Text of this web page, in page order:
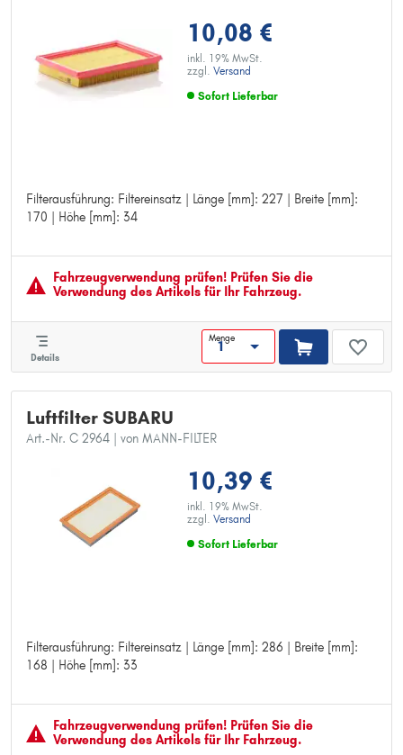
10,08 €
inkl. 19% MwSt.
zzgl. Versand
Sofort Lieferbar
Filterausführung: Filtereinsatz | Länge [mm]: 227 | Breite [mm]:
170 | Höhe [mm]: 34
Filterausführung: Filtereinsatz
Länge [mm]: 227
Höhe [mm]: 34
Fahrzeugver­wendung prüfen! Prüfen Sie die
Verwendung des Artikels für Ihr Fahrzeug.
Details
Menge
Luftfilter SUBARU
Art.-Nr. C 2964 | von MANN-FILTER
10,39 €
inkl. 19% MwSt.
zzgl. Versand
Sofort Lieferbar
Filterausführung: Filtereinsatz | Länge [mm]: 286 | Breite [mm]:
168 | Höhe [mm]: 33
Filterausführung: Filtereinsatz
Länge [mm]: 286
Höhe [mm]: 33
Fahrzeugver­wendung prüfen! Prüfen Sie die
Verwendung des Artikels für Ihr Fahrzeug.